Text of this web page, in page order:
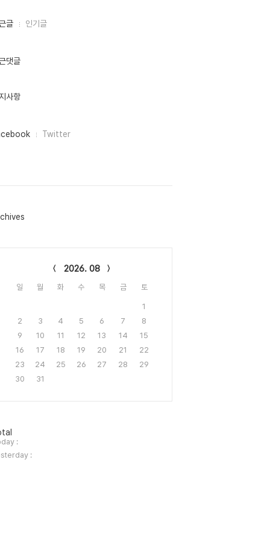
글 인기글
댓글
사항
Twitter
2026. 08
일 월 화 수 목 금 토
1
2
3 4 5 6 7
8
9
10 11 12 13 14
15
16
17 18 19 20 21
22
23
24 25 26 27 28
29
30
31
:
: